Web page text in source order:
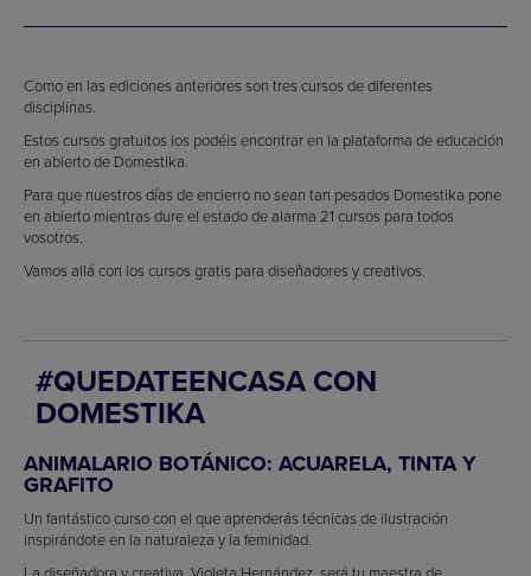
Como en las ediciones anteriores son tres cursos de diferentes
disciplinas.
Estos cursos gratuitos los podéis encontrar en la plataforma de educación
en abierto de Domestika.
Para que nuestros días de encierro no sean tan pesados Domestika pone
en abierto mientras dure el estado de alarma 21 cursos para todos
vosotros.
Vamos allá con los cursos gratis para diseñadores y creativos.
#QUEDATEENCASA CON
DOMESTIKA
ANIMALARIO BOTÁNICO: ACUARELA, TINTA Y
GRAFITO
Un fantástico curso con el que aprenderás técnicas de ilustración
inspirándote en la naturaleza y la feminidad.